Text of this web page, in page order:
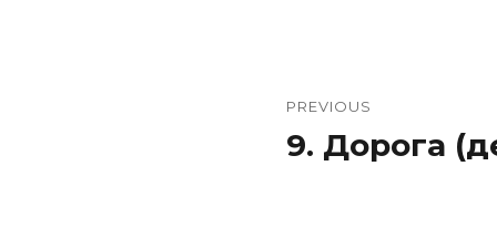
по
PREVIOUS
Previous
9. Дорога